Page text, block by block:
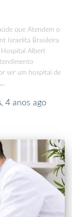
que Atendem o
Israelita Brasileira
Hospital Albert
ser um hospital de
, 4 anos ago